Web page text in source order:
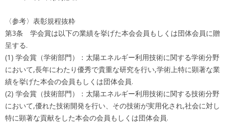
〈参考〉表彰規程抜粋
第3条 学会賞は以下の業績を挙げた本会会員もしくは団体会員に贈
呈する.
(1) 学会賞（学術部門）：太陽エネルギー利用技術に関する学術分野
において,長年にわたり優秀で貴重な研究を行い,学術上特に顕著な業
績を挙げた本会の会員もしくは団体会員.
(2) 学会賞（技術部門）：太陽エネルギー利用技術に関する技術分野
において,優れた技術開発を行い、その技術が実用化され,社会に対し
特に顕著な貢献をした本会の会員もしくは団体会員.